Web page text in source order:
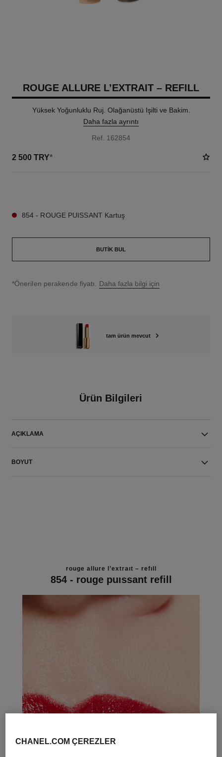
ROUGE ALLURE L’EXTRAIT – REFILL
Yüksek Yoğunluklu Ruj. Olağanüstü Işilti ve Bakim.
Daha fazla ayrıntı
Ref. 162854
2 500 TRY*
854 - ROUGE PUISSANT Kartuş
BUTIK BUL
↩
*Önerilen perakende fiyatı. Daha fazla bilgi için
tam ürün mevcut
Ürün Bilgileri
AÇIKLAMA
BOYUT
rouge allure l’extrait – refill
854 - rouge puissant refill
CHANEL.COM ÇEREZLER